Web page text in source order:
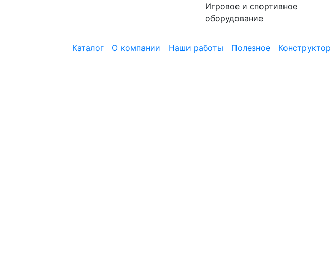
Игровое и спортивное
оборудование
Каталог О компании Наши работы Полезное Конструктор